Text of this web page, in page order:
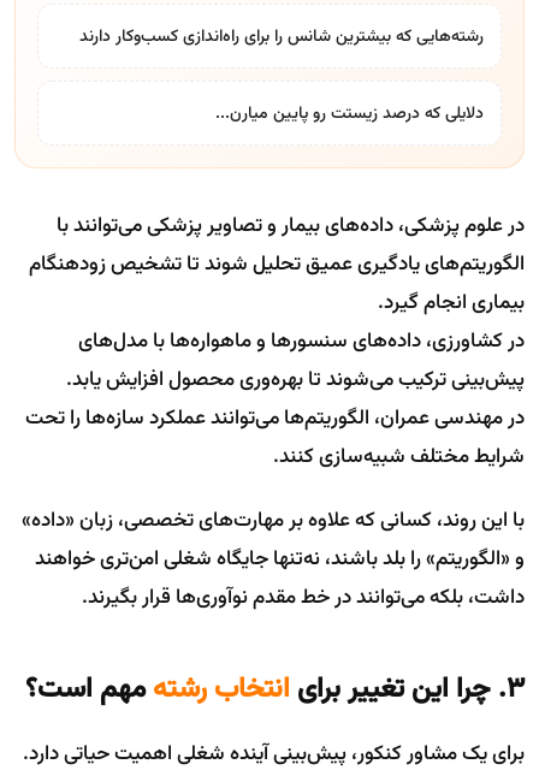
رشته‌هایی که بیشترین شانس را برای راه‌اندازی کسب‌وکار دارند
دلایلی که درصد زیستت رو پایین میارن...
در علوم پزشکی، داده‌های بیمار و تصاویر پزشکی می‌توانند با
الگوریتم‌های یادگیری عمیق تحلیل شوند تا تشخیص زودهنگام
بیماری انجام گیرد.
در کشاورزی، داده‌های سنسورها و ماهواره‌ها با مدل‌های
پیش‌بینی ترکیب می‌شوند تا بهره‌وری محصول افزایش یابد.
در مهندسی عمران، الگوریتم‌ها می‌توانند عملکرد سازه‌ها را تحت
شرایط مختلف شبیه‌سازی کنند.
با این روند، کسانی که علاوه بر مهارت‌های تخصصی، زبان «داده»
و «الگوریتم» را بلد باشند، نه‌تنها جایگاه شغلی امن‌تری خواهند
داشت، بلکه می‌توانند در خط مقدم نوآوری‌ها قرار بگیرند.
۳. چرا این تغییر برای انتخاب رشتهمهم است؟
برای یک مشاور کنکور، پیش‌بینی آینده شغلی اهمیت حیاتی دارد.